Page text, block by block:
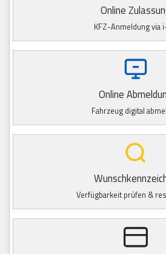
Online
KFZ-Anmeldung via
Online
Fahrzeug digital
Verfügbarkeit prüfen &